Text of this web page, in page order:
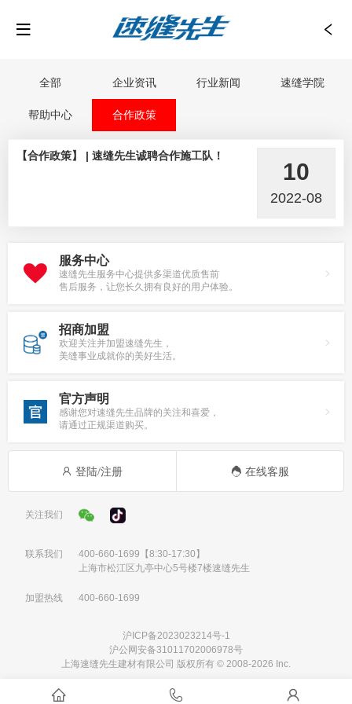
全部 企业资讯 行业新闻 速缝学院
帮助中心 合作政策
【合作政策】 | 速缝先生诚聘合作施工队！
10
2022-08
服务中心
速缝先生服务中心提供多渠道优质售前
售后服务，让您长久拥有良好的用户体验。
招商加盟
欢迎关注并加盟速缝先生，
美缝事业成就你的美好生活。
官方声明
感谢您对速缝先生品牌的关注和喜爱，
请通过正规渠道购买。
登陆/注册 在线客服
关注我们
联系我们 400-660-1699 【8:30-17:30】
上海市松江区九亭中心5号楼7楼速缝先生
加盟热线 400-660-1699
沪ICP备2023023214号-1
沪公网安备31011702006978号
上海速缝先生建材有限公司 版权所有 © 2008-2026 Inc.